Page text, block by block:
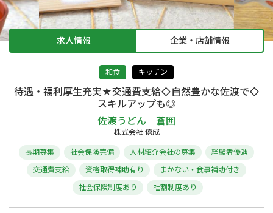
求人情報 企業・店舗情報
和食 キッチン
待遇・福利厚生充実★交通費支給◇自然豊かな佐渡で◇
スキルアップも◎
佐渡うどん 蒼囲
株式会社 僖成
長期募集 社会保険完備 人材紹介会社の募集
経験者優遇
交通費支給
資格取得補助有り
まかない・食事補助付き
社会保険制度あり
社割制度あり